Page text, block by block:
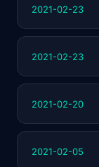
2021-02-23
2021-02-23
2021-02-20
2021-02-05